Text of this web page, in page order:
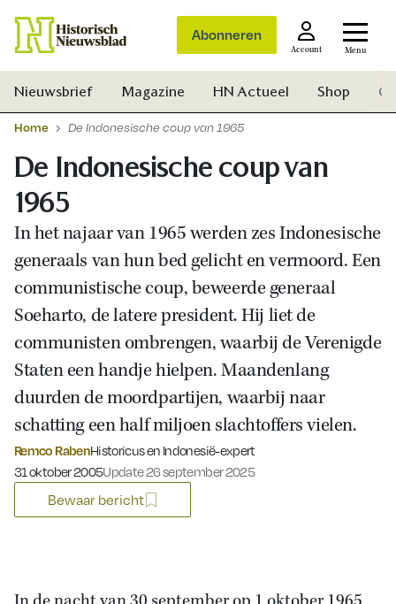
Abonneren
Account Menu
Zoek
Nieuwsbrief Magazine HN Actueel Shop
Home De Indonesische coup van 1965
De Indonesische coup van
1965
In het najaar van 1965 werden zes Indonesische
generaals van hun bed gelicht en vermoord. Een
communistische coup, beweerde generaal
Soeharto, de latere president. Hij liet de
communisten ombrengen, waarbij de Verenigde
Staten een handje hielpen. Maandenlang
duurden de moordpartijen, waarbij naar
schatting een half miljoen slachtoffers vielen.
Remco RabenHistoricus en Indonesië-expert
Gepubliceerd op:
31 oktober 2005Update 26 september 2025
Bewaar bericht